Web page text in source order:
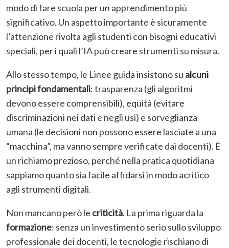
modo di fare scuola per un apprendimento più
significativo. Un aspetto importante è sicuramente
l’attenzione rivolta agli studenti con bisogni educativi
speciali, per i quali l’IA può creare strumenti su misura.
Allo stesso tempo, le Linee guida insistono su alcuni
principi fondamentali: trasparenza (gli algoritmi
devono essere comprensibili), equità (evitare
discriminazioni nei dati e negli usi) e sorveglianza
umana (le decisioni non possono essere lasciate a una
“macchina”, ma vanno sempre verificate dai docenti). È
un richiamo prezioso, perché nella pratica quotidiana
sappiamo quanto sia facile affidarsi in modo acritico
agli strumenti digitali.
Non mancano però le criticità. La prima riguarda la
formazione: senza un investimento serio sullo sviluppo
professionale dei docenti, le tecnologie rischiano di